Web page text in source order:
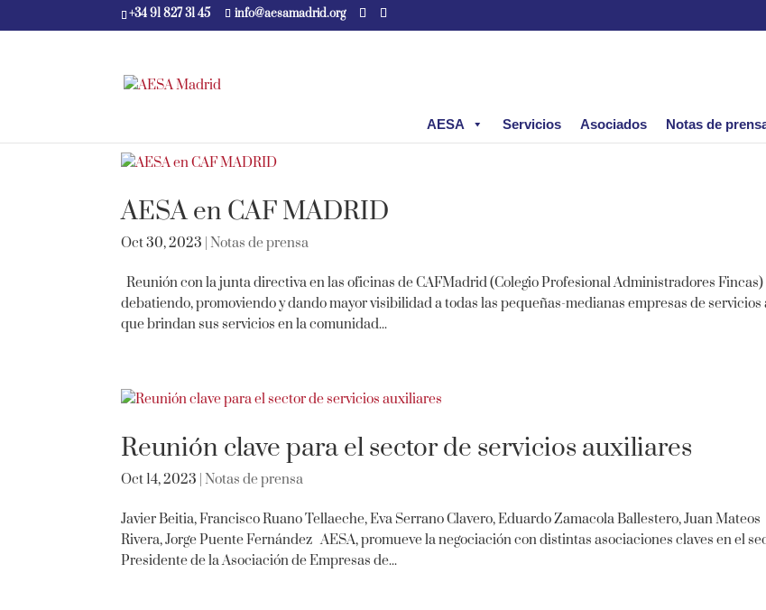
+34 91 827 31 45 info@aesamadrid.org
AESA Servicios Asociados Notas de
AESA en CAF MADRID
Oct 30, 2023 |Notas de prensa
Reunión con la junta directiva en las oficinas de CAFMadrid (Colegio Profesional Administradores Fincas)
debatiendo, promoviendo y dando mayor visibilidad a todas las pequeñas-medianas empresas de
que brindan sus servicios en la comunidad...
Reunión clave para el sector de servicios auxiliares
Oct 14, 2023 |Notas de prensa
Javier Beitia, Francisco Ruano Tellaeche, Eva Serrano Clavero, Eduardo Zamacola Ballestero, Juan Mateos
Rivera, Jorge Puente Fernández AESA, promueve la negociación con distintas asociaciones claves en el
Presidente de la Asociación de Empresas de...